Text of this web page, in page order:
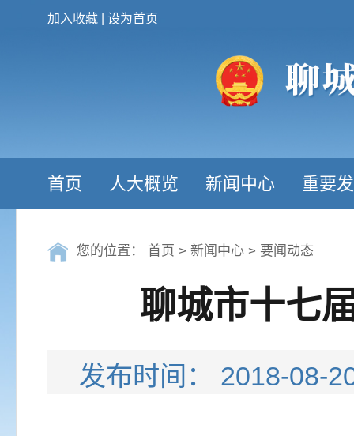
加入收藏 设为首页
首页 人大概览 新闻中心 重要
您的位置： 首页 > 新闻中心 > 要闻动态
聊城市十七
发布时间： 2018-